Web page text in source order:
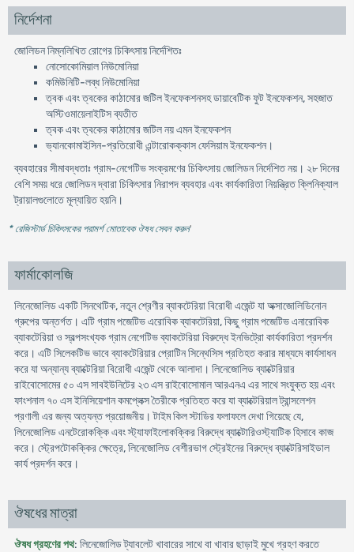
নির্দেশনা
জোলিডন নিম্নলিখিত রোগের চিকিৎসায় নির্দেশিতঃ
নোসোকোমিয়াল নিউমোনিয়া
কমিউনিটি-লব্ধ নিউমোনিয়া
ত্বক এবং ত্বকের কাঠামোর জটিল ইনফেকশনসহ ডায়াবেটিক ফুট ইনফেকশন, সহজাত
অস্টিওমায়েলাইটিস ব্যতীত
ত্বক এবং ত্বকের কাঠামোর জটিল নয় এমন ইনফেকশন
ভ্যানকোমাইসিন-প্রতিরোধী এন্টারোকক্কাস ফেসিয়াম ইনফেকশন।
ব্যবহারের সীমাবদ্ধতাঃ গ্রাম-নেগেটিভ সংক্রমণের চিকিৎসায় জোলিডন নির্দেশিত নয়। ২৮ দিনের
বেশি সময় ধরে জোলিডন দ্বারা চিকিৎসার নিরাপদ ব্যবহার এবং কার্যকারিতা নিয়ন্ত্রিত ক্লিনিক্যাল
ট্রায়ালগুলোতে মূল্যায়িত হয়নি।
* রেজিস্টার্ড চিকিৎসকের পরামর্শ মোতাবেক ঔষধ সেবন করুন'
ফার্মাকোলজি
লিনেজোলিড একটি সিনথেটিক, নতুন শ্রেণীর ব্যাকটেরিয়া বিরোধী এজেন্ট যা অক্সাজোলিডিনোন
গ্রুপের অন্তর্গত। এটি গ্রাম পজেটিভ এরোবিক ব্যাকটেরিয়া, কিছু গ্রাম পজেটিভ এনারোবিক
ব্যাকটেরিয়া ও স্বল্পসংখ্যক গ্রাম নেগেটিভ ব্যাকটেরিয়া বিরুদ্ধে ইনভিট্রো কার্যকারিতা প্রদর্শন
করে। এটি সিলেকটিভ ভাবে ব্যাকটেরিয়ার প্রোটিন সিন্থেসিস প্রতিহত করার মাধ্যমে কার্যসাধন
করে যা অন্যান্য ব্যাক্টেরিয়া বিরোধী এজেন্ট থেকে আলাদা। লিনেজোলিড ব্যাক্টেরিয়ার
রাইবোসোমের ৫০ এস সাবইউনিটের ২৩ এস রাইবোসোমাল আরএনএ এর সাথে সংযুক্ত হয় এবং
ফাংশনাল ৭০ এস ইনিসিয়েশান কমপ্লেক্স তৈরীকে প্রতিহত করে যা ব্যাক্টেরিয়াল ট্রান্সলেশন
প্রণালী এর জন্য অত্যন্ত প্রয়োজনীয়। টাইম কিল স্টাডির ফলাফলে দেখা গিয়েছে যে,
লিনেজোলিড এনটেরোকক্কি এবং স্ট্যাফাইলোকক্কির বিরুদ্ধে ব্যাক্টোরিওস্ট্যাটিক হিসাবে কাজ
করে। স্ট্রেপটোকক্কির ক্ষেত্রে, লিনেজোলিড বেশীরভাগ স্ট্রেইনের বিরুদ্ধে ব্যাক্টেরিসাইডাল
কার্য প্রদর্শন করে।
ঔষধের মাত্রা
ঔষধ গ্রহণের পথ: লিনেজোলিড ট্যাবলেট খাবারের সাথে বা খাবার ছাড়াই মুখে গ্রহণ করতে